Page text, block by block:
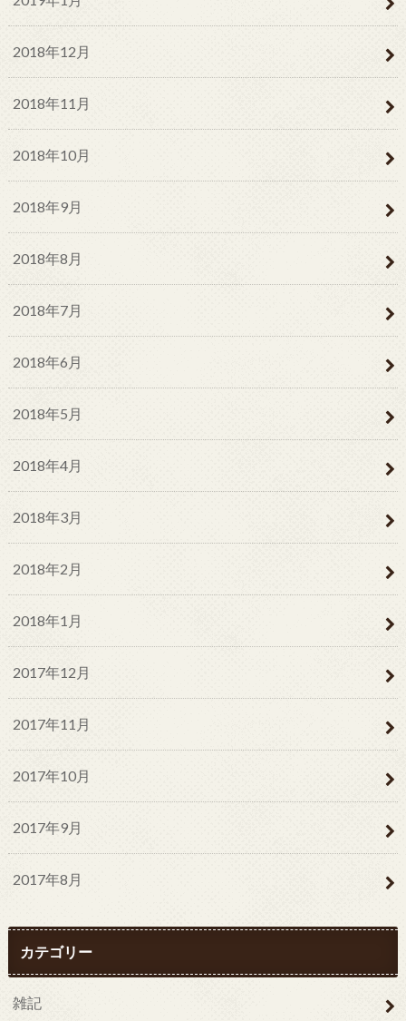
2018年12月
2018年11月
2018年10月
2018年9月
2018年8月
2018年7月
2018年6月
2018年5月
2018年4月
2018年3月
2018年2月
2018年1月
2017年12月
2017年11月
2017年10月
2017年9月
2017年8月
カテゴリー
雑記